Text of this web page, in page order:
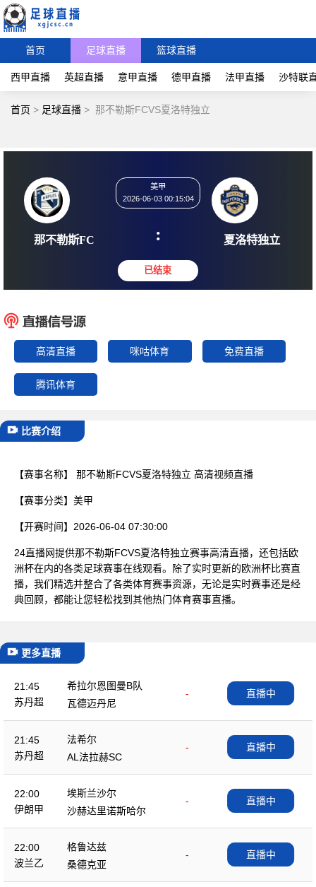
首页 足球直播 篮球直播
西甲直播 英超直播 意甲直播 德甲直播 法甲直播 沙特联
首页 > 足球直播 > 那不勒斯FCVS夏洛特独立
那不勒斯FC
2026-06-03 00:15:04
: 夏洛
高清直播 咪咕体育 免费直播
腾讯体育
比赛介绍
【赛事名称】 那不勒斯FCVS夏洛特独立 高清视频直播
【赛事分类】 美甲
【开赛时间】 2026-06-04 07:30:00
24直播网提供那不勒斯FCVS夏洛特独立赛事高清直播，还包括欧
洲杯在内的各类足球赛事在线观看。除了实时更新的欧洲杯比赛直
播，我们精选并整合了各类体育赛事资源，无论是实时赛事还是经
典回顾，都能让您轻松找到其他热门体育赛事直播。
更多直播
21:45
苏丹超
希拉尔恩图曼B队
-
瓦德迈丹尼
直播中
21:45
苏丹超
法希尔
-
AL法拉赫SC
直播中
22:00
伊朗甲
埃斯兰沙尔
-
沙赫达里诺斯哈尔
直播中
22:00
波兰乙
格鲁达兹
-
桑德克亚
直播中